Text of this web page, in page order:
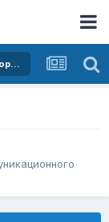
Покупка и продажа телекоммуникационного оборудования